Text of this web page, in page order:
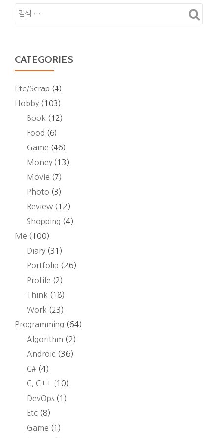
크
션
CATEGORIES
Etc/Scrap (4)
Hobby (103)
Book (12)
Food (6)
Game (46)
Money (13)
Movie (7)
Photo (3)
Review (12)
Shopping (4)
Me (100)
Diary (31)
Portfolio (26)
Profile (2)
Think (18)
Work (23)
Programming (64)
Algorithm (2)
Android (36)
C# (4)
C, C++ (10)
DevOps (1)
Etc (8)
Game (1)